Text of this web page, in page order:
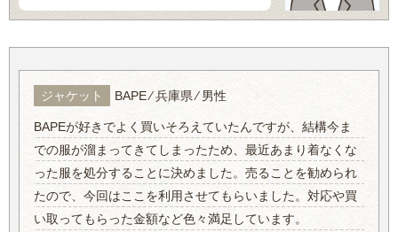
ジャケット BAPE ⁄ 兵庫県 ⁄ 男性
BAPEが好きでよく買いそろえていたんですが、結構今ま
での服が溜まってきてしまったため、最近あまり着なくな
った服を処分することに決めました。売ることを勧められ
たので、今回はここを利用させてもらいました。対応や買
い取ってもらった金額など色々満足しています。